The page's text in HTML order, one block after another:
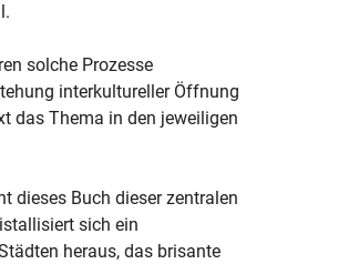
solche Prozesse
interkultureller Öffnung
das Thema in den jeweiligen
dieses Buch dieser zentralen
sich ein
heraus, das brisante